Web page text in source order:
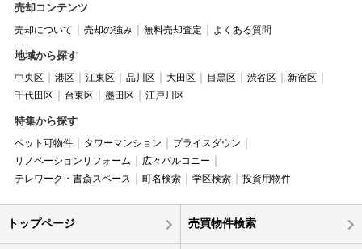
売却コンテンツ
売却について 売却の強み 無料売却査定 よくある質問
地域から探す
中央区 港区 江東区 品川区 大田区 目黒区 渋谷区
新宿区
千代田区
台東区 墨田区 江戸川区
特集から探す
ペット可物件 タワーマンション
プライスダウン
リノベーションリフォーム
広々バルコニー
テレワーク・書斎スペース
町名検索 学区検索 投資用物件
トップページ 売買物件検索